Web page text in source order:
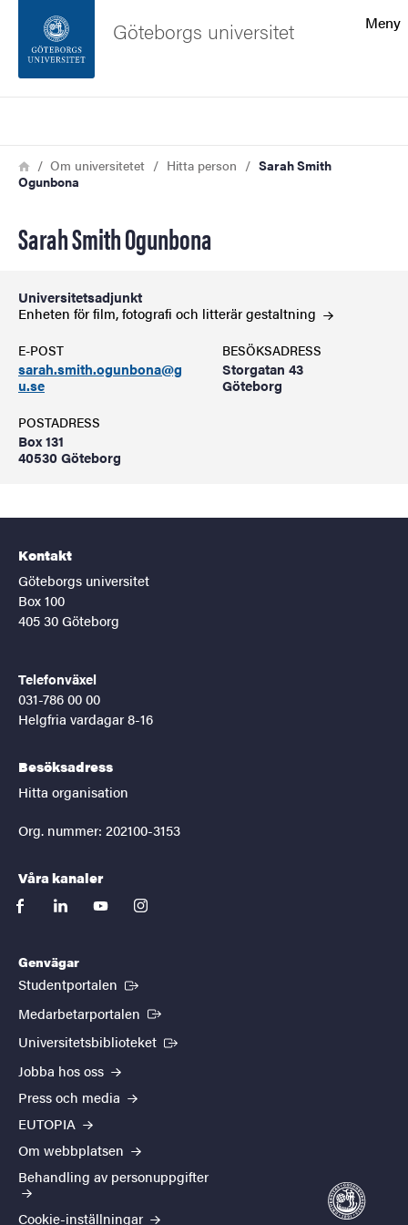
Sidfoten
Om webbplatsen
Meny
Göteborgs universitet
Länkstig
HemOm universitetet Hitta person
Sarah Smith
Ogunbona
Sarah Smith Ogunbona
Universitetsadjunkt
Enheten för film, fotografi och litterärgestaltning
E-POST
sarah.smith.ogunbona@g
u.se
BESÖKSADRESS
Storgatan 43
Göteborg
POSTADRESS
Box 131
40530 Göteborg
Kontakt
Göteborgs universitet
Box 100
405 30 Göteborg
Telefonväxel
031-786 00 00
Helgfria vardagar 8-16
Besöksadress
Hitta organisation
Org. nummer: 202100-3153
Våra kanaler
facebooklinkedinyoutubeinstagram
Genvägar
Studentportalen (Extern länk)
Medarbetarportalen (Extern länk)
Universitetsbiblioteket (Extern länk)
Jobba hos oss
Press och media
EUTOPIA
Om webbplatsen
Behandling av personuppgifter
Cookie-inställningar